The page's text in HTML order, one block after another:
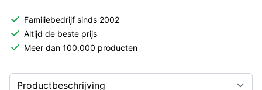
Familiebedrijf sinds 2002
Altijd de beste prijs
Meer dan 100.000 producten